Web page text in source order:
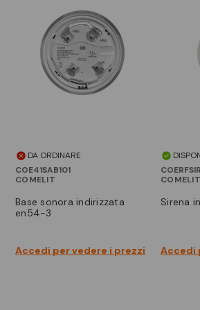
DA ORDINARE
COE41SAB101
COMELIT
base sonora indirizzata
en54-3
Accedi per vedere i prezzi
COMELIT
sirena
Accedi